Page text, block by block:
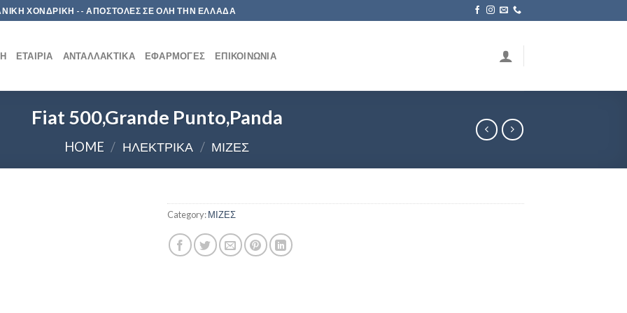
ΧΟΝΔΡΙΚΗ -- ΑΠΟΣΤΟΛΕΣ ΣΕ ΟΛΗ ΤΗΝ ΕΛΛΑΔΑ
ΕΤΑΙΡΊΑ ΑΝΤΑΛΛΑΚΤΙΚΆ ΕΦΑΡΜΟΓΈΣ ΕΠΙΚΟΙΝΩΝΊΑ
Fiat 500,Grande Punto,Panda
HOME / ΗΛΕΚΤΡΙΚΑ / ΜΙΖΕΣ
Category:ΜΙΖΕΣ